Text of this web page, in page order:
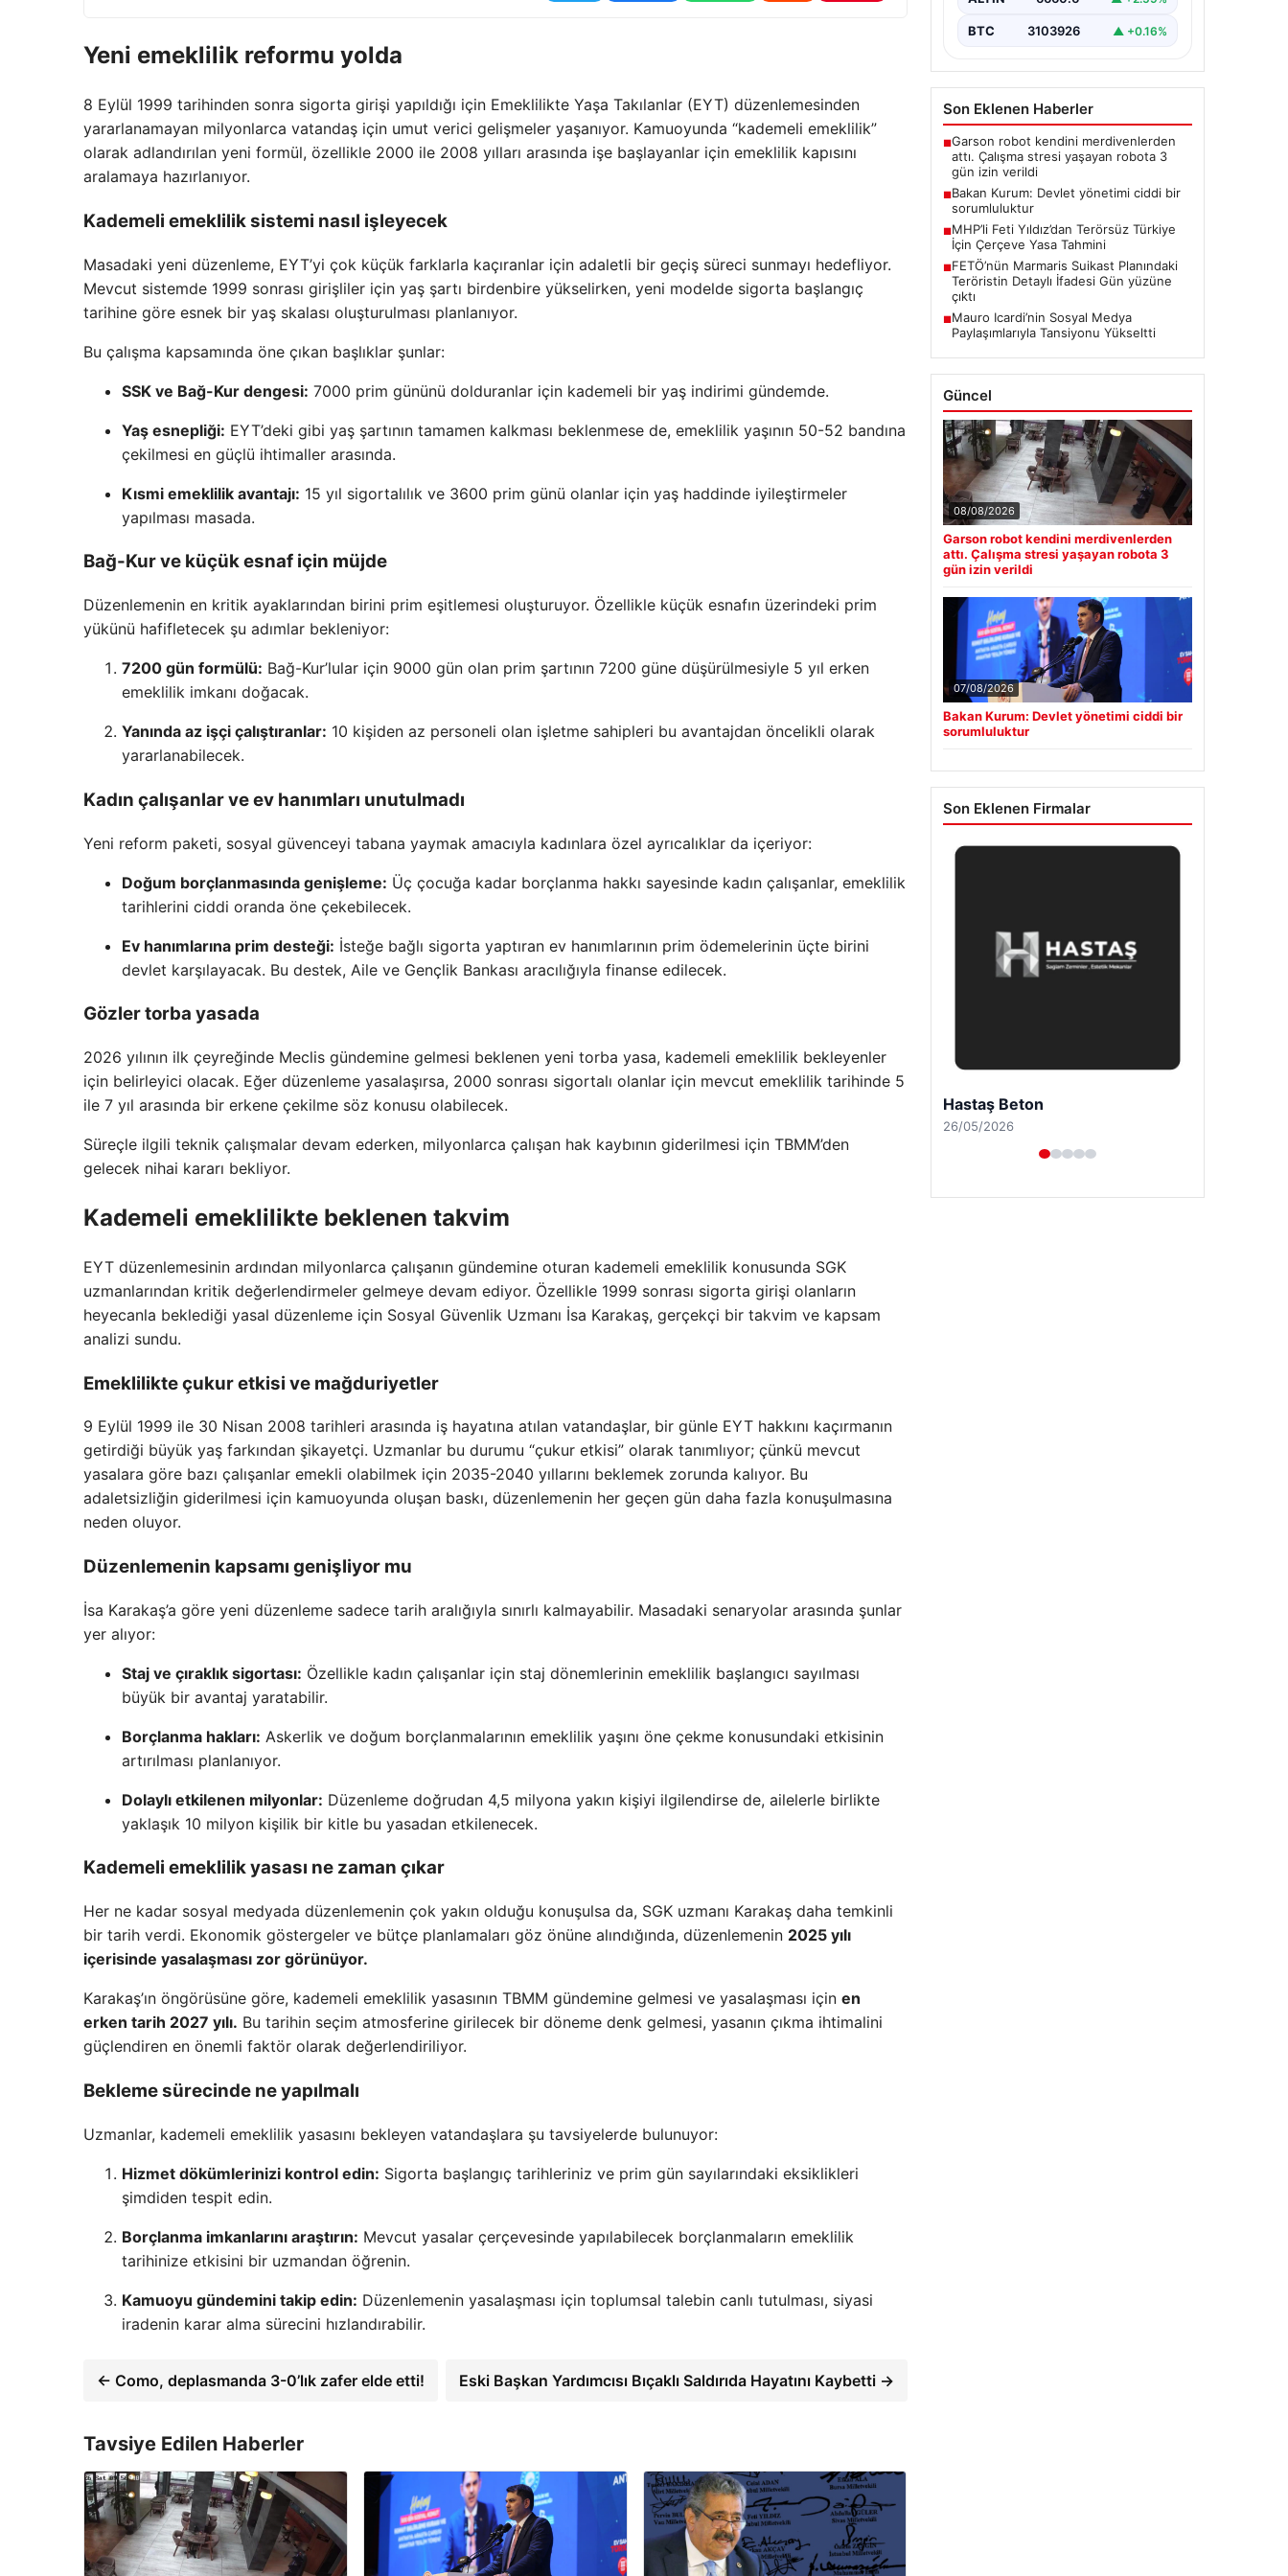
Yeni emeklilik reformu yolda
8 Eylül 1999 tarihinden sonra sigorta girişi yapıldığı için Emeklilikte Yaşa Takılanlar (EYT) düzenlemesinden
yararlanamayan milyonlarca vatandaş için umut verici gelişmeler yaşanıyor. Kamuoyunda “kademeli emeklilik”
olarak adlandırılan yeni formül, özellikle 2000 ile 2008 yılları arasında işe başlayanlar için emeklilik kapısını
aralamaya hazırlanıyor.
Kademeli emeklilik sistemi nasıl işleyecek
Masadaki yeni düzenleme, EYT’yi çok küçük farklarla kaçıranlar için adaletli bir geçiş süreci sunmayı hedefliyor.
Mevcut sistemde 1999 sonrası girişliler için yaş şartı birdenbire yükselirken, yeni modelde sigorta başlangıç
tarihine göre esnek bir yaş skalası oluşturulması planlanıyor.
Bu çalışma kapsamında öne çıkan başlıklar şunlar:
SSK ve Bağ-Kur dengesi: 7000 prim gününü dolduranlar için kademeli bir yaş indirimi gündemde.
Yaş esnepliği: EYT’deki gibi yaş şartının tamamen kalkması beklenmese de, emeklilik yaşının 50-52 bandına
çekilmesi en güçlü ihtimaller arasında.
Kısmi emeklilik avantajı: 15 yıl sigortalılık ve 3600 prim günü olanlar için yaş haddinde iyileştirmeler
yapılması masada.
Bağ-Kur ve küçük esnaf için müjde
Düzenlemenin en kritik ayaklarından birini prim eşitlemesi oluşturuyor. Özellikle küçük esnafın üzerindeki prim
yükünü hafifletecek şu adımlar bekleniyor:
7200 gün formülü: Bağ-Kur’lular için 9000 gün olan prim şartının 7200 güne düşürülmesiyle 5 yıl erken
emeklilik imkanı doğacak.
Yanında az işçi çalıştıranlar: 10 kişiden az personeli olan işletme sahipleri bu avantajdan öncelikli olarak
yararlanabilecek.
Kadın çalışanlar ve ev hanımları unutulmadı
Yeni reform paketi, sosyal güvenceyi tabana yaymak amacıyla kadınlara özel ayrıcalıklar da içeriyor:
Doğum borçlanmasında genişleme: Üç çocuğa kadar borçlanma hakkı sayesinde kadın çalışanlar, emeklilik
tarihlerini ciddi oranda öne çekebilecek.
Ev hanımlarına prim desteği: İsteğe bağlı sigorta yaptıran ev hanımlarının prim ödemelerinin üçte birini
devlet karşılayacak. Bu destek, Aile ve Gençlik Bankası aracılığıyla finanse edilecek.
Gözler torba yasada
2026 yılının ilk çeyreğinde Meclis gündemine gelmesi beklenen yeni torba yasa, kademeli emeklilik bekleyenler
için belirleyici olacak. Eğer düzenleme yasalaşırsa, 2000 sonrası sigortalı olanlar için mevcut emeklilik tarihinde 5
ile 7 yıl arasında bir erkene çekilme söz konusu olabilecek.
Süreçle ilgili teknik çalışmalar devam ederken, milyonlarca çalışan hak kaybının giderilmesi için TBMM’den
gelecek nihai kararı bekliyor.
Kademeli emeklilikte beklenen takvim
EYT düzenlemesinin ardından milyonlarca çalışanın gündemine oturan kademeli emeklilik konusunda SGK
uzmanlarından kritik değerlendirmeler gelmeye devam ediyor. Özellikle 1999 sonrası sigorta girişi olanların
heyecanla beklediği yasal düzenleme için Sosyal Güvenlik Uzmanı İsa Karakaş, gerçekçi bir takvim ve kapsam
analizi sundu.
Emeklilikte çukur etkisi ve mağduriyetler
9 Eylül 1999 ile 30 Nisan 2008 tarihleri arasında iş hayatına atılan vatandaşlar, bir günle EYT hakkını kaçırmanın
getirdiği büyük yaş farkından şikayetçi. Uzmanlar bu durumu “çukur etkisi” olarak tanımlıyor; çünkü mevcut
yasalara göre bazı çalışanlar emekli olabilmek için 2035-2040 yıllarını beklemek zorunda kalıyor. Bu
adaletsizliğin giderilmesi için kamuoyunda oluşan baskı, düzenlemenin her geçen gün daha fazla konuşulmasına
neden oluyor.
Düzenlemenin kapsamı genişliyor mu
İsa Karakaş’a göre yeni düzenleme sadece tarih aralığıyla sınırlı kalmayabilir. Masadaki senaryolar arasında şunlar
yer alıyor:
Staj ve çıraklık sigortası: Özellikle kadın çalışanlar için staj dönemlerinin emeklilik başlangıcı sayılması
büyük bir avantaj yaratabilir.
Borçlanma hakları: Askerlik ve doğum borçlanmalarının emeklilik yaşını öne çekme konusundaki etkisinin
artırılması planlanıyor.
Dolaylı etkilenen milyonlar: Düzenleme doğrudan 4,5 milyona yakın kişiyi ilgilendirse de, ailelerle birlikte
yaklaşık 10 milyon kişilik bir kitle bu yasadan etkilenecek.
Kademeli emeklilik yasası ne zaman çıkar
Her ne kadar sosyal medyada düzenlemenin çok yakın olduğu konuşulsa da, SGK uzmanı Karakaş daha temkinli
bir tarih verdi. Ekonomik göstergeler ve bütçe planlamaları göz önüne alındığında, düzenlemenin 2025 yılı
içerisinde yasalaşması zor görünüyor.
Karakaş’ın öngörüsüne göre, kademeli emeklilik yasasının TBMM gündemine gelmesi ve yasalaşması için en
erken tarih 2027 yılı. Bu tarihin seçim atmosferine girilecek bir döneme denk gelmesi, yasanın çıkma ihtimalini
güçlendiren en önemli faktör olarak değerlendiriliyor.
Bekleme sürecinde ne yapılmalı
Uzmanlar, kademeli emeklilik yasasını bekleyen vatandaşlara şu tavsiyelerde bulunuyor:
Hizmet dökümlerinizi kontrol edin: Sigorta başlangıç tarihleriniz ve prim gün sayılarındaki eksiklikleri
şimdiden tespit edin.
Borçlanma imkanlarını araştırın: Mevcut yasalar çerçevesinde yapılabilecek borçlanmaların emeklilik
tarihinize etkisini bir uzmandan öğrenin.
Kamuoyu gündemini takip edin: Düzenlemenin yasalaşması için toplumsal talebin canlı tutulması, siyasi
iradenin karar alma sürecini hızlandırabilir.
← Como, deplasmanda 3-0’lık zafer elde etti! Eski Başkan Yardımcısı Bıçaklı Saldırıda Hayatını Kaybetti →
Tavsiye Edilen Haberler
BTC 3103926 ▲ +0.16%
Son Eklenen Haberler
■Garson robot kendini merdivenlerden
attı. Çalışma stresi yaşayan robota 3
gün izin verildi
■Bakan Kurum: Devlet yönetimi ciddi bir
sorumluluktur
■MHP’li Feti Yıldız’dan Terörsüz Türkiye
İçin Çerçeve Yasa Tahmini
■FETÖ’nün Marmaris Suikast Planındaki
Teröristin Detaylı İfadesi Gün yüzüne
çıktı
■Mauro Icardi’nin Sosyal Medya
Paylaşımlarıyla Tansiyonu Yükseltti
Güncel
08/08/2026
Garson robot kendini merdivenlerden
attı. Çalışma stresi yaşayan robota 3
gün izin verildi
07/08/2026
Bakan Kurum: Devlet yönetimi ciddi bir
sorumluluktur
Son Eklenen Firmalar
Enes Kaplan Avukatlık Bürosu
28/04/2026